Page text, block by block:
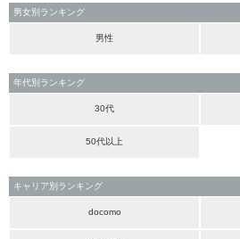
男女別ランキング
男性
年代別ランキング
30代
50代以上
キャリア別ランキング
docomo